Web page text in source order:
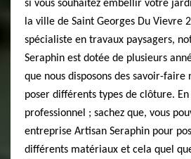
si vous souhaitez embellir votre
la ville de Saint Georges Du Vievre
spécialiste en travaux paysagers,
Seraphin est dotée de plusieurs
que nous disposons des savoir-faire
poser différents types de clôture.
professionnel ; sachez que, vous
entreprise Artisan Seraphin pour
différents matériaux et cela quel